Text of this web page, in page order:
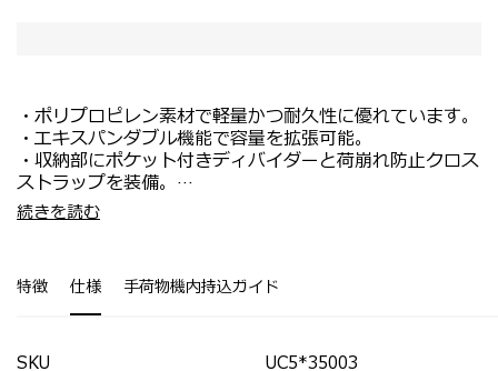
・ポリプロピレン素材で軽量かつ耐久性に優れています。
・エキスパンダブル機能で容量を拡張可能。
・収納部にポケット付きディバイダーと荷崩れ防止クロス
ストラップを装備。
・格納型IDタグが付属。
・リサイクルポリエステルの裏地。
・海外旅行や長期の出張にもおすすめ。
続きを読む
特徴 仕様 手荷物機内持込ガイド
SKU UC5*35003